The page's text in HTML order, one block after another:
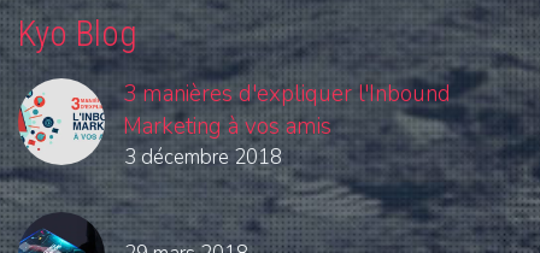
Kyo Blog
3 manières d'expliquer l'Inbound
Marketing à vos amis
3 décembre 2018